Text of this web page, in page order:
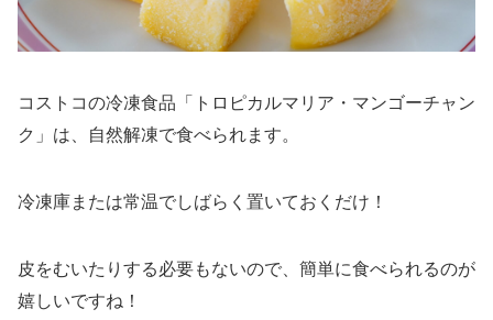
コストコの冷凍食品「トロピカルマリア・マンゴーチャン
ク」は、自然解凍で食べられます。
冷凍庫または常温でしばらく置いておくだけ！
皮をむいたりする必要もないので、簡単に食べられるのが
嬉しいですね！